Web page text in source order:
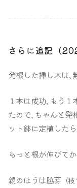
さらに追記（
発根した挿し木は､
１本は成功､もう
たので､ちゃんと発
ット鉢に定植した
もっと根が伸びて
親のほうは脇芽 （枝